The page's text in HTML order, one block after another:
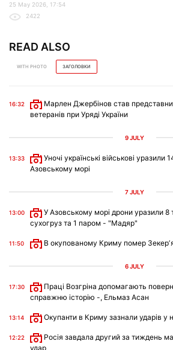
25 May 2026, 17:54
2422
READ ALSO
WITH PHOTO ЗАГОЛОВКИ
16:32
Марлен Джербінов став
ветеранів при Уряді України
9 JULY
13:33
Уночі українські військові уразили
Азовському морі
7 JULY
13:00
У Азовському морі дрони уразили 8
сухогруз та 1 паром - "Мадяр"
11:50 В окупованому Криму помер Зекерʼя
6 JULY
17:30
Праці Возгріна допомагають
справжню історію -, Ельмаз Асан
13:14 Окупанти в Криму зазнали ударів у
12:22
Росія завдала другий за тиждень
удар